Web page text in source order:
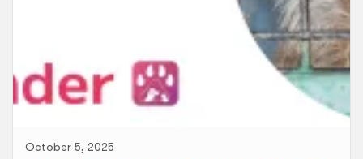
October 5, 2025